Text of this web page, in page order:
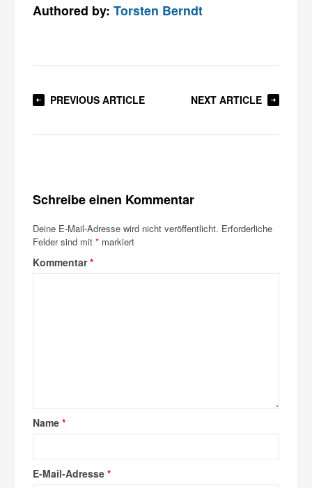
Authored by:Torsten Berndt
PREVIOUS ARTICLE NEXT ARTICLE
Schreibe einen Kommentar
Deine E-Mail-Adresse wird nicht veröffentlicht. Erforderliche
Felder sind mit* markiert
Kommentar*
Name*
E-Mail-Adresse*